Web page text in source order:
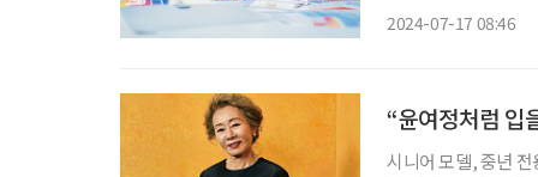
2024-07-17 08:46
“윤여정처럼 입
시니어 모델, 중년 전용